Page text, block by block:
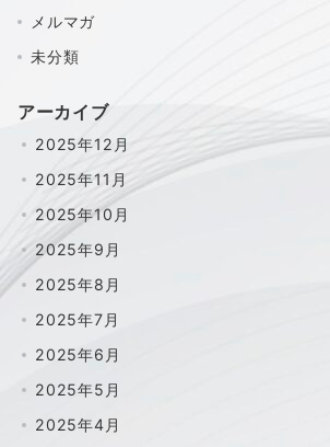
メルマガ
未分類
アーカイブ
2025年12月
2025年11月
2025年10月
2025年9月
2025年8月
2025年7月
2025年6月
2025年5月
2025年4月